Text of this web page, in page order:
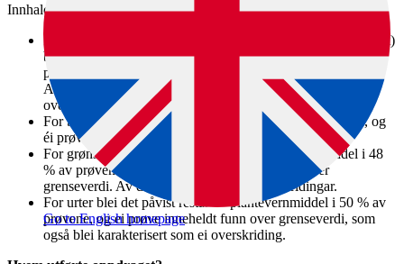
Go to English homepage
Innhaldet av plantevernmiddelrestar i norske næringsmiddel er lågt.
I det totale overvakingsprogrammet (utan økologiske produkt)
blei det for frukt påvist restar av plantevernmiddel i 72 % av
prøvene, og 2,8 % (10 prøver) hadde funn over grenseverdi.
Av desse blei seks av prøvene karakteriserte som
overskridingar.
For bær blei det påvist restar av plantevernmiddel i 81 %, og
éi prøve viste funn over grenseverdi.
For grønsaker blei det påvist restar av plantevernmiddel i 48
% av prøvene, og 1,9 % (9 prøver) viste funn over
grenseverdi. Av desse var sju prøver overskridingar.
For urter blei det påvist restar av plantevernmiddel i 50 % av
prøvene, og ei prøve inneheldt funn over grenseverdi, som
også blei karakterisert som ei overskriding.